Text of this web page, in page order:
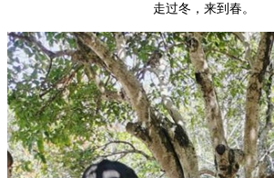
走过冬，来到春。